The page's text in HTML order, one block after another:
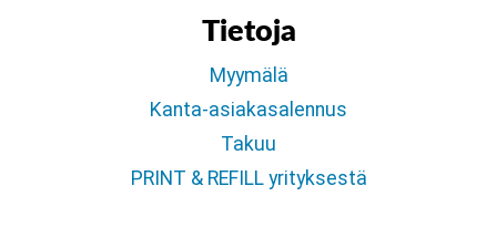
Tietoja
Myymälä
Kanta-asiakasalennus
Takuu
PRINT & REFILL yrityksestä